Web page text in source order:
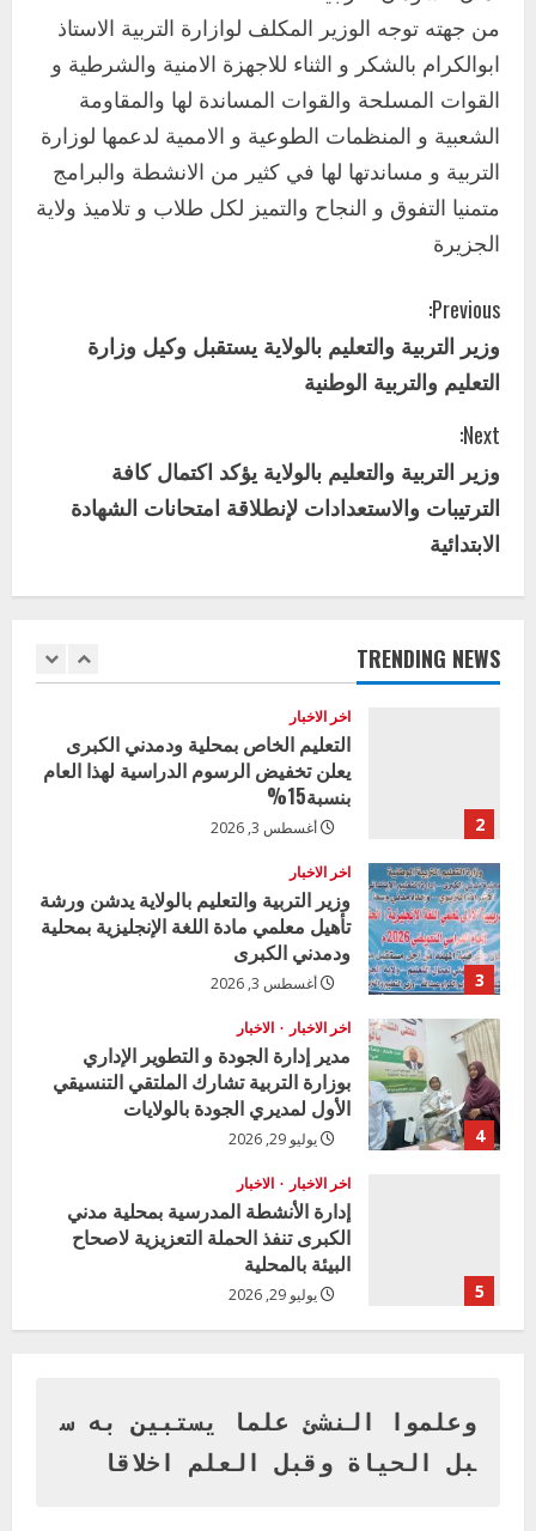
من جهته توجه الوزير المكلف لوازارة التربية الاستاذ
ابوالكرام بالشكر و الثناء للاجهزة الامنية والشرطية و
القوات المسلحة والقوات المساندة لها والمقاومة
الشعبية و المنظمات الطوعية و الاممية لدعمها لوزارة
التربية و مساندتها لها في كثير من الانشطة والبرامج
متمنيا التفوق و النجاح والتميز لكل طلاب و تلاميذ ولاية
الجزيرة
C
o
n
t
i
n
u
e
a
d
i
n
g
Previous:
وزير التربية والتعليم بالولاية يستقبل وكيل وزارة
التعليم والتربية الوطنية
Next:
وزير التربية والتعليم بالولاية يؤكد اكتمال كافة
الترتيبات والاستعدادات لإنطلاقة امتحانات الشهادة
الابتدائية
TRENDING NEWS
2
بنسبة15%
3
اخر الاخبار
وزير التربية والتعليم بالولاية يدشن ورشة
تأهيل معلمي مادة اللغة الإنجليزية بمحلية
ودمدني الكبرى
أغسطس 3, 2026
4
الأول لمديري الجودة بالولايات
يوليو 29, 2026
5
الكبرى تنفذ الحملة التعزيزية لاصحاح
البيئة بالمحلية
يوليو 29, 2026
1
2
اخر الاخبار
التعليم الخاص بمحلية ودمدني الكبرى
يعلن تخفيض الرسوم الدراسية لهذا العام
بنسبة15%
أغسطس 3, 2026
3
اخر الاخبار
وزير التربية والتعليم بالولاية يدشن ورشة
تأهيل معلمي مادة اللغة الإنجليزية بمحلية
ودمدني الكبرى
أغسطس 3, 2026
4
اخر الاخبار الاخبار
مدير إدارة الجودة و التطوير الإداري
بوزارة التربية تشارك الملتقي التنسيقي
الأول لمديري الجودة بالولايات
يوليو 29, 2026
5
اخر الاخبار الاخبار
إدارة الأنشطة المدرسية بمحلية مدني
الكبرى تنفذ الحملة التعزيزية لاصحاح
البيئة بالمحلية
يوليو 29, 2026
بنات بمحلية ود مدني الكبرى
أغسطس 3, 2026
وعلموا النشئ علما يستبين به س
بل الحياة وقبل العلم اخلاقا